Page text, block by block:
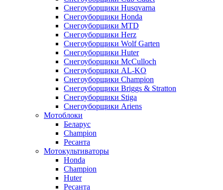
Снегоуборщики Husqvarna
Снегоуборщики Honda
Снегоуборщики MTD
Снегоуборщики Herz
Снегоуборщики Wolf Garten
Снегоуборщики Huter
Снегоуборщики McCulloch
Снегоуборщики AL-KO
Снегоуборщики Champion
Снегоуборщики Briggs & Stratton
Снегоуборщики Stiga
Снегоуборщики Ariens
Мотоблоки
Беларус
Champion
Ресанта
Мотокультиваторы
Honda
Champion
Huter
Ресанта